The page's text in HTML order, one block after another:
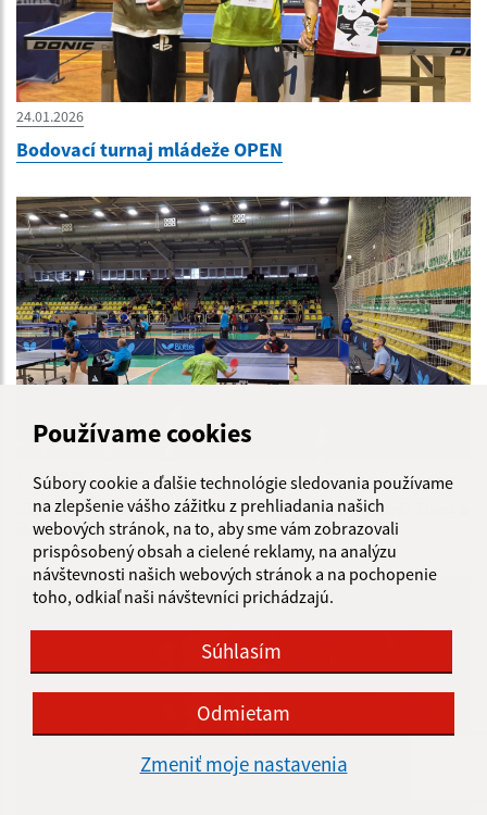
Používame cookies
Súbory cookie a ďalšie technológie sledovania používame
na zlepšenie vášho zážitku z prehliadania našich
webových stránok, na to, aby sme vám zobrazovali
prispôsobený obsah a cielené reklamy, na analýzu
návštevnosti našich webových stránok a na pochopenie
toho, odkiaľ naši návštevníci prichádzajú.
Súhlasím
Odmietam
Zmeniť moje nastavenia
24.01.2026
Bodovací turnaj mládeže OPEN
18.01.2026
Slovenský pohár mládeže v kategóriách starší žiaci a
dorast